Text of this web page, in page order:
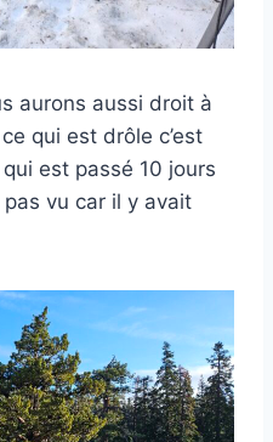
aurons aussi droit à
qui est drôle c’est
est passé 10 jours
pas vu car il y avait